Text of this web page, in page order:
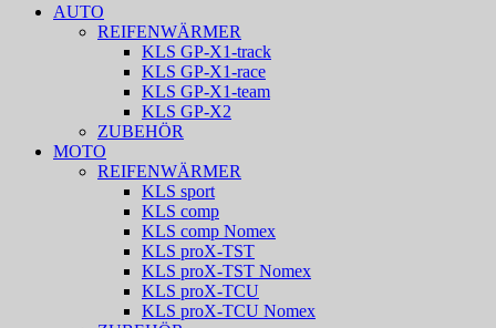
AUTO
REIFENWÄRMER
KLS GP-X1-track
KLS GP-X1-race
KLS GP-X1-team
KLS GP-X2
ZUBEHÖR
MOTO
REIFENWÄRMER
KLS sport
KLS comp
KLS comp Nomex
KLS proX-TST
KLS proX-TST Nomex
KLS proX-TCU
KLS proX-TCU Nomex